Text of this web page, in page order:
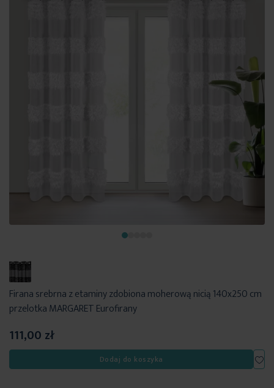
Firana srebrna z etaminy zdobiona moherową nicią 140x250 cm
przelotka MARGARET Eurofirany
111,00 zł
Dodaj do koszyka